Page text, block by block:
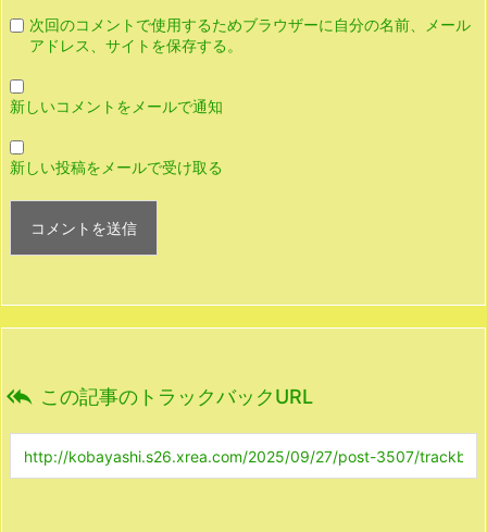
次回のコメントで使用するためブラウザーに自分の名前、メール
アドレス、サイトを保存する。
新しいコメントをメールで通知
新しい投稿をメールで受け取る
 この記事のトラックバックURL